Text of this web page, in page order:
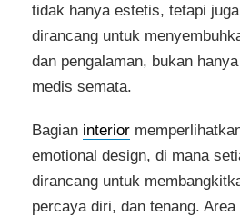
tidak hanya estetis, tetapi
dirancang untuk
dan pengalaman, bukan
medis semata.
Bagian interior
emotional design, di mana
dirancang untuk
percaya diri, dan tenang.